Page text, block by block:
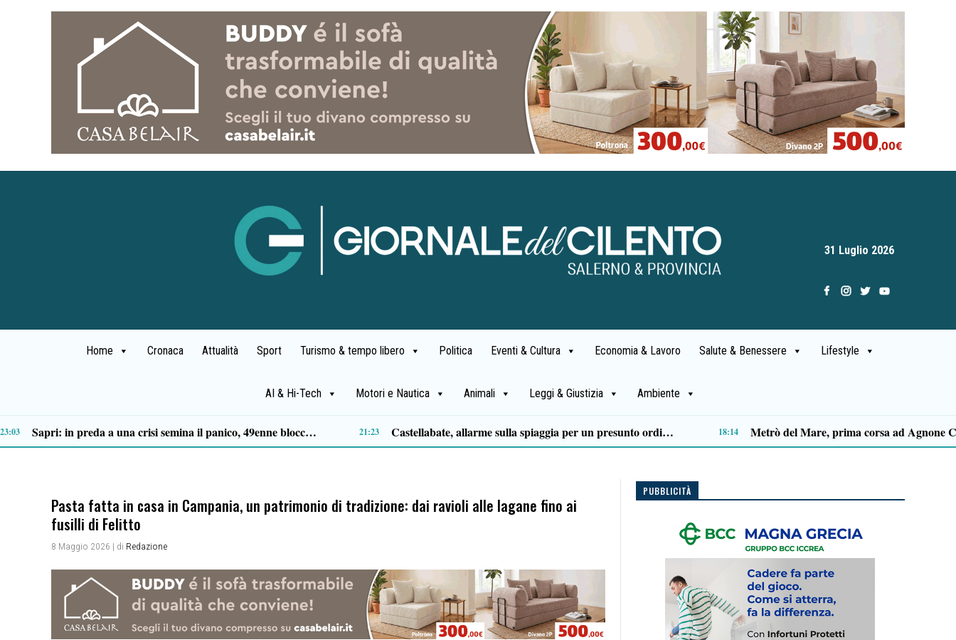
31 Luglio 2026
Home Cronaca Attualità Sport Turismo & tempo libero Politica Eventi & Cultura Economia & Lavoro Salute & Benessere Lifestyle
AI & Hi-Tech Motori e Nautica Animali Leggi & Giustizia Ambiente
bestiame e la musica della Bandabardò 14:49 Premio Terre del Bussento, si alza il sipario: stasera Roberto Fico apre l’11ª edizione 14:35 Capaccio Paestum spazio di legalità: oltre 43 ettari di beni confiscati destinati a progetti sociali 14:14
Pasta fatta in casa in Campania, un patrimonio di tradizione: dai ravioli alle lagane fino ai
fusilli di Felitto
8 Maggio 2026 | di Redazione
PUBBLICITÀ